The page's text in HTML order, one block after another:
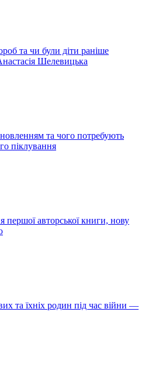
та чи були діти раніше
Шелевицька
та чого потребують
піклування
авторської книги, нову
та їхніх родин під час війни —